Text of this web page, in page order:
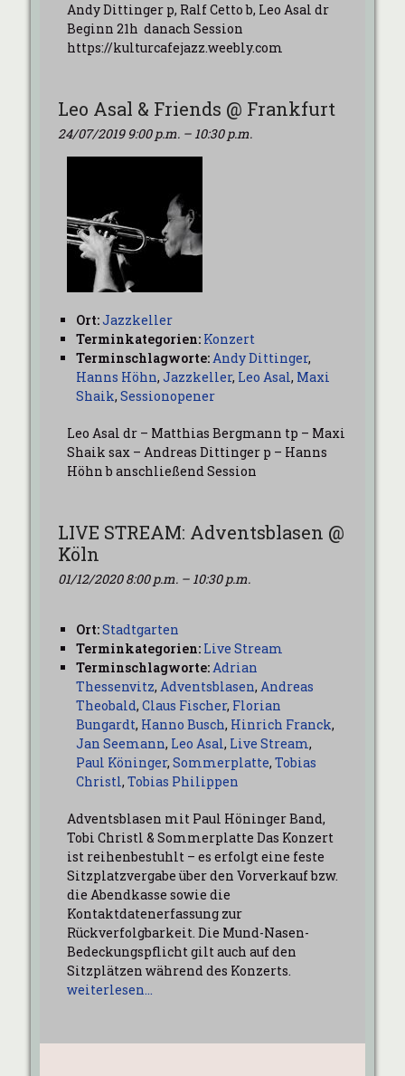
Andy Dittinger p, Ralf Cetto b, Leo Asal dr
Beginn 21h danach Session
https://kulturcafejazz.weebly.com
Leo Asal & Friends @ Frankfurt
24/07/2019 9:00 p.m. – 10:30 p.m.
Ort:Jazzkeller
Terminkategorien: Konzert
Terminschlagworte:Andy Dittinger,
Hanns Höhn, Jazzkeller, Leo Asal, Maxi
Shaik, Sessionopener
Leo Asal dr – Matthias Bergmann tp – Maxi
Shaik sax – Andreas Dittinger p – Hanns
Höhn b anschließend Session
LIVE STREAM: Adventsblasen @
Köln
01/12/2020 8:00 p.m. – 10:30 p.m.
Ort:Stadtgarten
Terminkategorien: Live Stream
Terminschlagworte:Adrian
Thessenvitz, Adventsblasen, Andreas
Theobald, Claus Fischer, Florian
Bungardt, Hanno Busch, Hinrich Franck,
Jan Seemann, Leo Asal, Live Stream,
Paul Köninger, Sommerplatte, Tobias
Christl, Tobias Philippen
Adventsblasen mit Paul Höninger Band,
Tobi Christl & Sommerplatte Das Konzert
ist reihenbestuhlt – es erfolgt eine feste
Sitzplatzvergabe über den Vorverkauf bzw.
die Abendkasse sowie die
Kontaktdatenerfassung zur
Rückverfolgbarkeit. Die Mund-Nasen-
Bedeckungspflicht gilt auch auf den
Sitzplätzen während des Konzerts.
weiterlesen…